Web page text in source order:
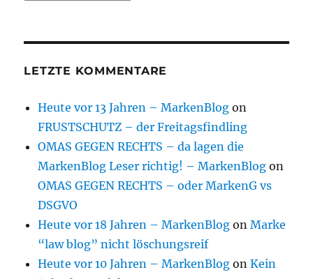
LETZTE KOMMENTARE
Heute vor 13 Jahren – MarkenBlog on
FRUSTSCHUTZ – der Freitagsfindling
OMAS GEGEN RECHTS – da lagen die
MarkenBlog Leser richtig! – MarkenBlog on
OMAS GEGEN RECHTS – oder MarkenG vs
DSGVO
Heute vor 18 Jahren – MarkenBlog onMarke
“law blog” nicht löschungsreif
Heute vor 10 Jahren – MarkenBlog onKein